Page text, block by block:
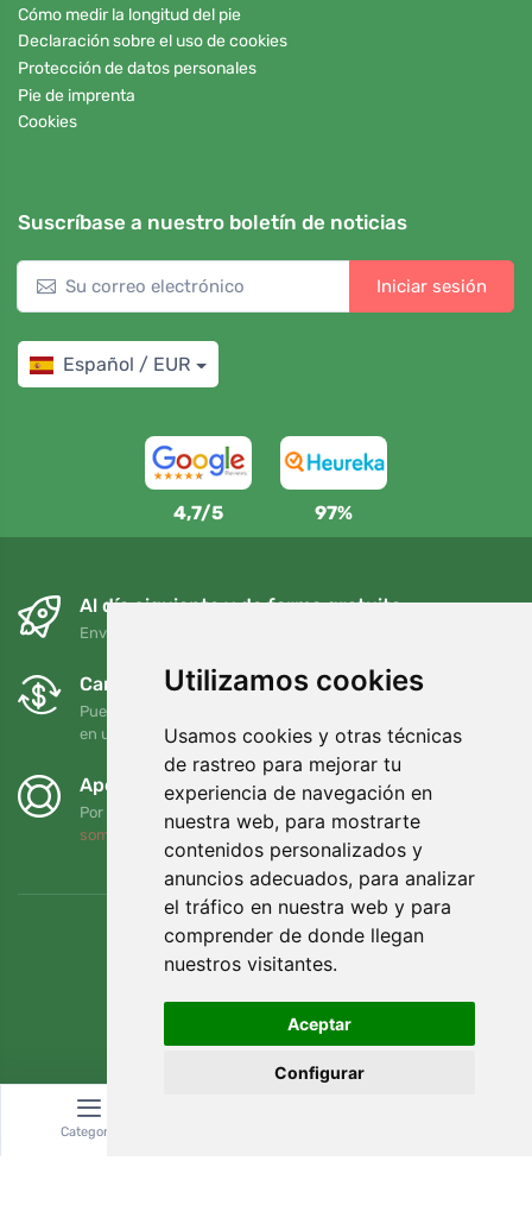
Utilizamos cookies
Usamos cookies y otras técnicas
de rastreo para mejorar tu
experiencia de navegación en
nuestra web, para mostrarte
contenidos personalizados y
anuncios adecuados, para analizar
el tráfico en nuestra web y para
comprender de donde llegan
nuestros visitantes.
Aceptar
Configurar
Cómo medir la longitud del pie
Declaración sobre el uso de cookies
Protección de datos personales
Pie de imprenta
Cookies
Suscríbase a nuestro boletín de noticias
Iniciar sesión
Español / EUR
4,7/5 97%
Al día siguiente y de forma gratuita
Envío gratuito para pedidos superiores a 95 EUR
Cambios y devoluciones gratuitos
Puede devolver o cambiar su pedido en cualquier momento
en un plazo de 90 días
Apoyamos a Trees.org
Por cada pedido plantamos un árbol. Leer más
somos
Categoría